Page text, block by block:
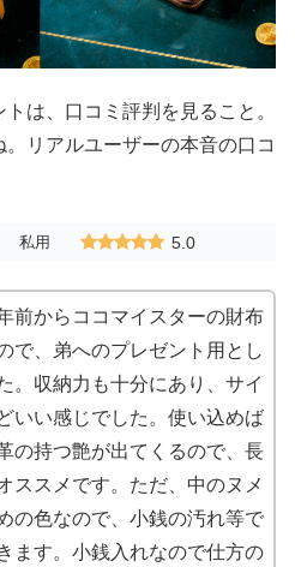
は、口コミ評判を見ること。
リアルユーザーの本音の口コ
私用 5.0
前からココマイスターの財布
で、弟へのプレゼント用とし
。収納力も十分にあり、サイ
いい感じでした。使い込めば
の持つ艶が出てくるので、長
ススメです。ただ、中のヌメ
の色なので、小銭の汚れ等で
ます。小銭入れなので仕方の